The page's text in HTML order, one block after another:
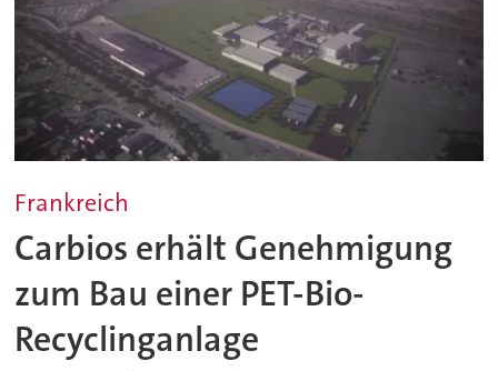
Frankreich
Carbios erhält Genehmigung
zum Bau einer PET-Bio-
Recyclinganlage